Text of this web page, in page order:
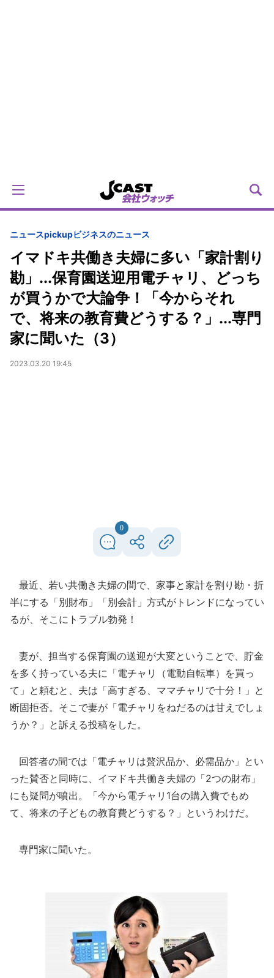
ニュースpickupビジネスのニュース
イマドキ共働き夫婦に多い「家計割り
勘」...保育園送迎用電チャリ、どっち
が買うかで大論争！「今からそれ
で、将来の教育費どうする？」...専門
家に聞いた（3）
2023.03.20 19:45
0
最近、若い共働き夫婦の間で、家事と家計を割り勘・折
半にする「別財布」「別会計」方式がトレンドになってい
るが、そこにトラブル勃発！
妻が、担当する保育園の送迎が大変ということで、貯金
を多く持っている夫に「電チャリ（電動自転車）を買っ
て」と頼むと、夫は「高すぎる、ママチャリで十分！」と
断固拒否。そこで妻が「電チャリをねだるのは甘えでしょ
うか？」と訴える投稿をした。
回答者の間では「電チャリは贅沢品か、必需品か」とい
った賛否と同時に、イマドキ共働き夫婦の「2つの財布」
にも疑問が噴出。「今から電チャリ1台の購入費でもめ
て、将来の子どもの教育費どうする？」というわけだ。
専門家に聞いた。